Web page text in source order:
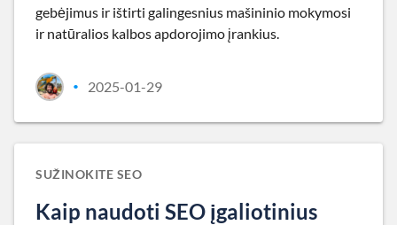
gebėjimus ir ištirti galingesnius mašininio mokymosi
ir natūralios kalbos apdorojimo įrankius.
• 2025-01-29
SUŽINOKITE SEO
Kaip naudoti SEO įgaliotinius